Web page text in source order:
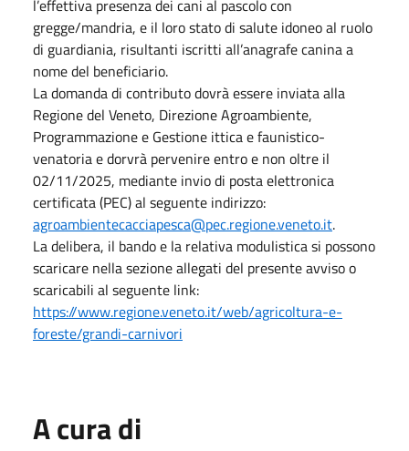
l’effettiva presenza dei cani al pascolo con
gregge/mandria, e il loro stato di salute idoneo al ruolo
di guardiania, risultanti iscritti all’anagrafe canina a
nome del beneficiario.
La domanda di contributo dovrà essere inviata alla
Regione del Veneto, Direzione Agroambiente,
Programmazione e Gestione ittica e faunistico-
venatoria e dorvrà pervenire entro e non oltre il
02/11/2025, mediante invio di posta elettronica
certificata (PEC) al seguente indirizzo:
agroambientecacciapesca@pec.regione.veneto.it.
La delibera, il bando e la relativa modulistica si possono
scaricare nella sezione allegati del presente avviso o
scaricabili al seguente link:
https://www.regione.veneto.it/web/agricoltura-e-
foreste/grandi-carnivori
A cura di